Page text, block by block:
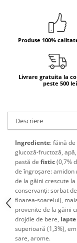
Produse de
Produse de patiserie
Produse 100%
Livrare gratuita la
peste 500 lei
Descriere
Ingrediente:făină de
glucoză-fructoză,
pastă de fistic(0,7%
de îngroșare: amidon
de la găini crescute la
conservanți: sorbat
floarea-soarelui),
provenite de la găini
drojdie de bere, lapte
superioară (1,3%),
sare, arome.